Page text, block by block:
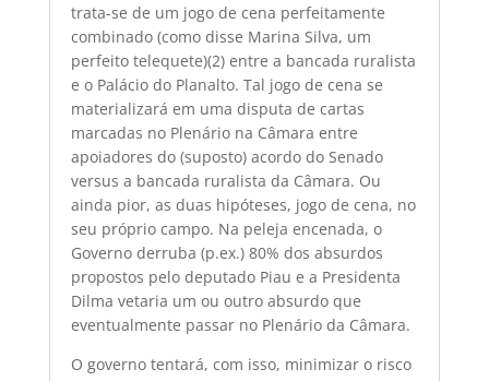
trata-se de um jogo de cena perfeitamente
combinado (como disse Marina Silva, um
perfeito telequete)(2) entre a bancada ruralista
e o Palácio do Planalto. Tal jogo de cena se
materializará em uma disputa de cartas
marcadas no Plenário na Câmara entre
apoiadores do (suposto) acordo do Senado
versus a bancada ruralista da Câmara. Ou
ainda pior, as duas hipóteses, jogo de cena, no
seu próprio campo. Na peleja encenada, o
Governo derruba (p.ex.) 80% dos absurdos
propostos pelo deputado Piau e a Presidenta
Dilma vetaria um ou outro absurdo que
eventualmente passar no Plenário da Câmara.
O governo tentará, com isso, minimizar o risco